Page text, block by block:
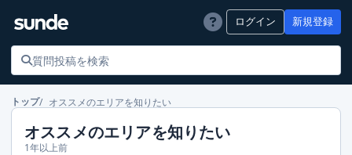
ログイン 新規登録
トップ オススメのエリアを知りたい
オススメのエリアを知りたい
1年以上前